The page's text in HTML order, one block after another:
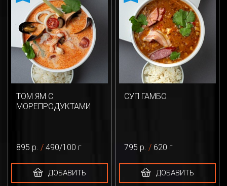
ТОМ ЯМ С
МОРЕПРОДУКТАМИ
895 р. / 490/100 г
ДОБАВИТЬ
СУП ГАМБО
795 р. / 620 г
ДОБАВИТЬ